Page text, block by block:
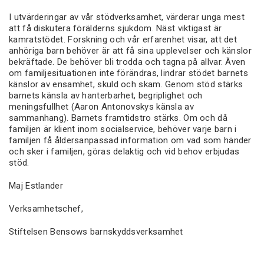
I utvärderingar av vår stödverksamhet, värderar unga mest
att få diskutera förälderns sjukdom. Näst viktigast är
kamratstödet. Forskning och vår erfarenhet visar, att det
anhöriga barn behöver är att få sina upplevelser och känslor
bekräftade. De behöver bli trodda och tagna på allvar. Även
om familjesituationen inte förändras, lindrar stödet barnets
känslor av ensamhet, skuld och skam. Genom stöd stärks
barnets känsla av hanterbarhet, begriplighet och
meningsfullhet (Aaron Antonovskys känsla av
sammanhang). Barnets framtidstro stärks. Om och då
familjen är klient inom socialservice, behöver varje barn i
familjen få åldersanpassad information om vad som händer
och sker i familjen, göras delaktig och vid behov erbjudas
stöd.
Maj Estlander
Verksamhetschef,
Stiftelsen Bensows barnskyddsverksamhet